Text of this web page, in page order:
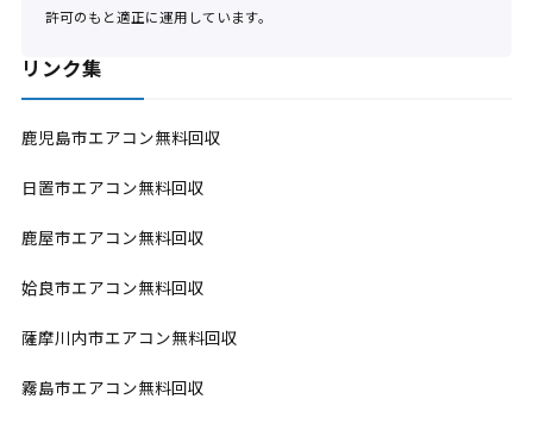
許可のもと適正に運用しています。
リンク集
鹿児島市エアコン無料回収
日置市エアコン無料回収
鹿屋市エアコン無料回収
姶良市エアコン無料回収
薩摩川内市エアコン無料回収
霧島市エアコン無料回収